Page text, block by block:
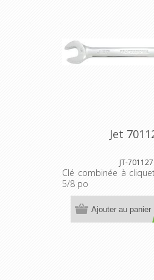
Jet
JT-701127
Clé combinée à
5/8 po
Ajouter au panier